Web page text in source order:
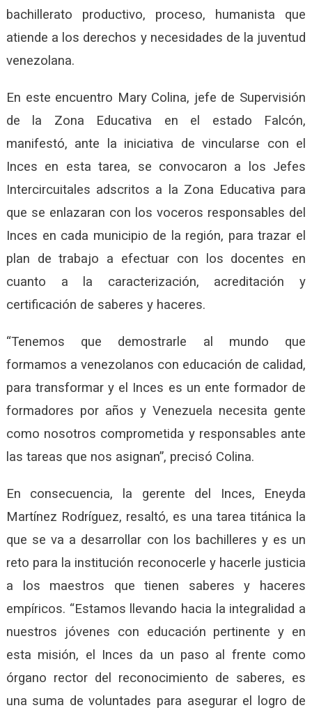
bachillerato productivo, proceso, humanista que
atiende a los derechos y necesidades de la juventud
venezolana.
En este encuentro Mary Colina, jefe de Supervisión
de la Zona Educativa en el estado Falcón,
manifestó, ante la iniciativa de vincularse con el
Inces en esta tarea, se convocaron a los Jefes
Intercircuitales adscritos a la Zona Educativa para
que se enlazaran con los voceros responsables del
Inces en cada municipio de la región, para trazar el
plan de trabajo a efectuar con los docentes en
cuanto a la caracterización, acreditación y
certificación de saberes y haceres.
“Tenemos que demostrarle al mundo que
formamos a venezolanos con educación de calidad,
para transformar y el Inces es un ente formador de
formadores por años y Venezuela necesita gente
como nosotros comprometida y responsables ante
las tareas que nos asignan”, precisó Colina.
En consecuencia, la gerente del Inces, Eneyda
Martínez Rodríguez, resaltó, es una tarea titánica la
que se va a desarrollar con los bachilleres y es un
reto para la institución reconocerle y hacerle justicia
a los maestros que tienen saberes y haceres
empíricos. “Estamos llevando hacia la integralidad a
nuestros jóvenes con educación pertinente y en
esta misión, el Inces da un paso al frente como
órgano rector del reconocimiento de saberes, es
una suma de voluntades para asegurar el logro de